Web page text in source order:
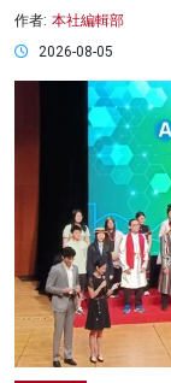
作者: 本社編輯部
2026-08-05